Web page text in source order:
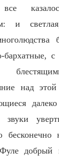
и
над этой
звуки
добрый